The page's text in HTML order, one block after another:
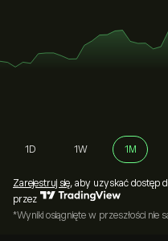
1D 1W 1M
Zarejestruj się, aby uzyskać dostęp
przez
*Wyniki osiągnięte w przeszłości